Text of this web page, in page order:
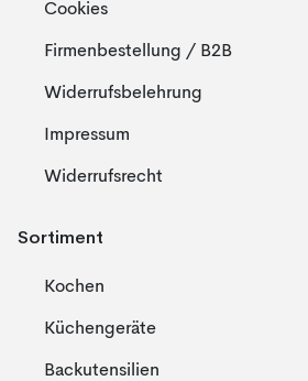
Cookies
Firmenbestellung / B2B
Widerrufsbelehrung
Impressum
Widerrufsrecht
Sortiment
Kochen
Küchengeräte
Backutensilien